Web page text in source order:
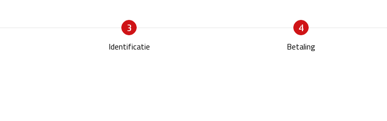
3
Identificatie
4
Betaling